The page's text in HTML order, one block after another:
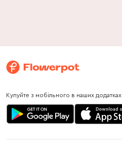
Купуйте з мобільного в наших додатках